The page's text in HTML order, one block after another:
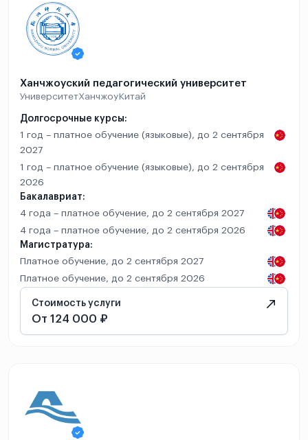
Ханчжоуский педагогический университет
УниверситетХанчжоу Китай
Долгосрочные курсы:
1 год – платное обучение (языковые), до 2 сентября
2027
1 год – платное обучение (языковые), до 2 сентября
2026
Бакалавриат:
4 года – платное обучение, до 2 сентября 2027
4 года – платное обучение, до 2 сентября 2026
Магистратура:
Платное обучение, до 2 сентября 2027
Платное обучение, до 2 сентября 2026
Стоимость услуги
От 124 000 ₽